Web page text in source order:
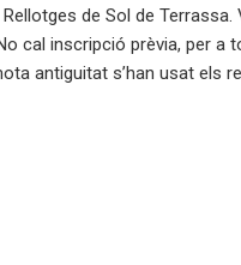
de Sol de
cal inscripció prèvia, per a
antiguitat s’han usat els